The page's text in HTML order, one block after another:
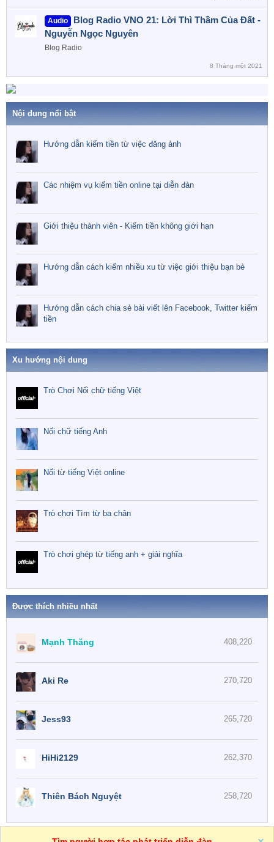
Audio
Blog Radio VNO 21: Lời Thì Thầm Của Đất -
Nguyễn Ngọc Nguyên
Blog Radio
8 Tháng một 2021
Nội dung nổi bật
Hướng dẫn kiếm tiền từ việc đăng ảnh
Các nhiệm vụ kiếm tiền online tại diễn đàn
Giới thiệu thành viên - Kiếm tiền không giới hạn
Hướng dẫn cách kiếm nhiều xu từ việc giới thiệu bạn bè
Hướng dẫn cách chia sẻ bài viết lên Facebook, Twitter kiếm
tiền
Xu hướng nội dung
Trò Chơi Nối chữ tiếng Việt
Nối chữ tiếng Anh
Nối từ tiếng Việt online
Trò chơi Tìm từ ba chân
Trò chơi ghép từ tiếng anh + giải nghĩa
Được thích nhiều nhất
408,220
Mạnh Thăng
270,720
Aki Re
265,720
Jess93
262,370
HiHi2129
258,720
Thiên Bách Nguyệt
R